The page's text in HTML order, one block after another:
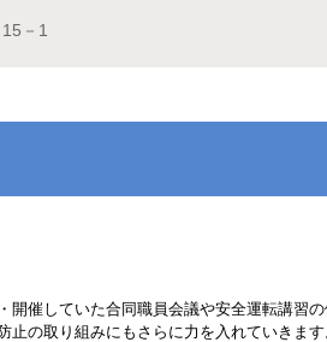
－1
開催していた合同職員会議や安全運転講習
止の取り組みにもさらに力を入れていきま